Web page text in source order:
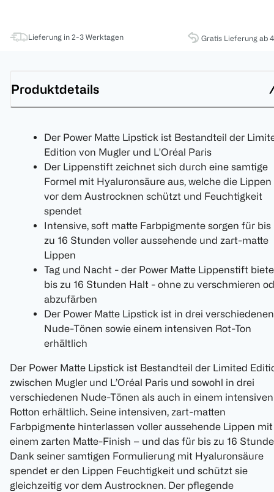
Lieferung in 2-3 Werktagen Gratis Lieferung ab
Produktdetails
Der Power Matte Lipstick ist Bestandteil der
Edition von Mugler und L'Oréal Paris
Der Lippenstift zeichnet sich durch eine samtige
Formel mit Hyaluronsäure aus, welche die Lippen
vor dem Austrocknen schützt und Feuchtigkeit
spendet
Intensive, soft matte Farbpigmente sorgen für bis
zu 16 Stunden voller aussehende und zart-matte
Lippen
Tag und Nacht - der Power Matte Lippenstift
bis zu 16 Stunden Halt - ohne zu verschmieren
abzufärben
Der Power Matte Lipstick ist in drei verschiedenen
Nude-Tönen sowie einem intensiven Rot-Ton
erhältlich
Der Power Matte Lipstick ist Bestandteil der Limited
zwischen Mugler und L’Oréal Paris und sowohl in drei
verschiedenen Nude-Tönen als auch in einem intensiven
Rotton erhältlich. Seine intensiven, zart-matten
Farbpigmente hinterlassen voller aussehende Lippen mit
einem zarten Matte-Finish – und das für bis zu 16
Dank seiner samtigen Formulierung mit Hyaluronsäure
spendet er den Lippen Feuchtigkeit und schützt sie
gleichzeitig vor dem Austrocknen. Der pflegende